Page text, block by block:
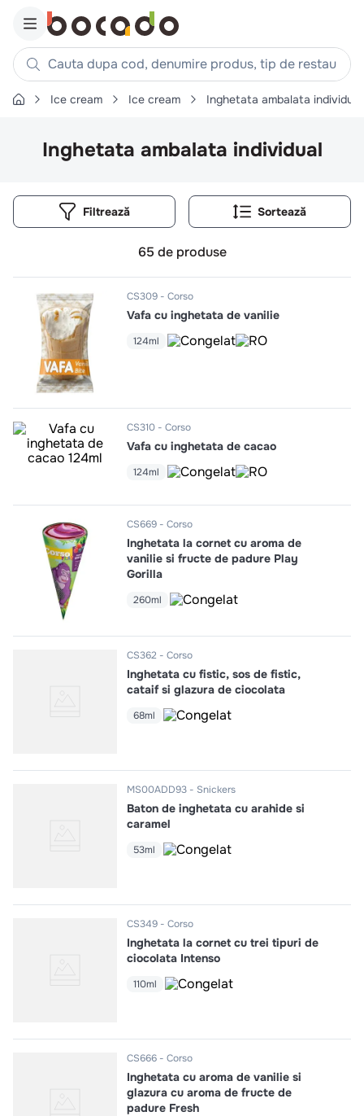
Cauta dupa cod, denumire produs, tip de restaurant,
Căutări populare
piept pui
chifle
ceafa
aripi
croissant
pizza
Ice cream Ice cream Inghetata ambalata individual
Inghetata ambalata individual
Filtrează
65 de produse
CS309 Corso
Vafa cu inghetata de vanilie
124ml
CS310 Corso
Vafa cu inghetata de cacao
124ml
CS669 Corso
Inghetata la cornet cu aroma de
vanilie si fructe de padure Play
Gorilla
260ml
CS362 Corso
Inghetata cu fistic, sos de fistic,
cataif si glazura de ciocolata
68ml
MS00ADD93 Snickers
Baton de inghetata cu arahide si
caramel
53ml
CS349 Corso
Inghetata la cornet cu trei tipuri de
ciocolata Intenso
110ml
CS666 Corso
Inghetata cu aroma de vanilie si
glazura cu aroma de fructe de
padure Fresh